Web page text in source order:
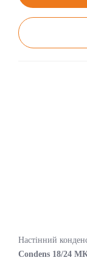
Настінний
Condens 18/24